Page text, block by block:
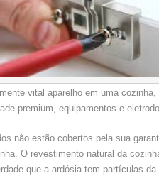
vital aparelho em uma
premium, equipamentos e
não estão cobertos pela sua
O revestimento natural da
que a ardósia tem partículas